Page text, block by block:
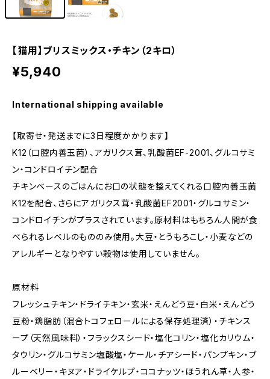
【猫用】ブリスミックス・チキン（2キロ）
¥5,940
International shipping available
【取寄せ・発送までに3日程度かかります】
K12（口腔内善玉菌）、アガリクス茸、乳酸菌EF-2001、グルコサミ
ン・コンドロイチン配合
チキンベースのごはんにお口の状態を整えてくれる口腔内善玉菌
K12を配合、さらにアガリクス茸・乳酸菌EF2001・グルコサミン・
コンドロイチンがプラスされています。原材料はもちろん人間が食
べられるレベルのもののみ使用。大豆・とうもろこし・小麦などの
アレルギーとなりやすい穀物は使用していません。
原材料
フレッシュチキン・ドライチキン・玄米・えんどう豆・白米・えんどう
豆粉・鶏脂肪（混合トコフェロールによる保存処理済）・チキンス
ープ（天然風味料）・フラックスシード・塩化コリン・塩化カリウム・
タウリン・グルコサミン塩酸塩・ケール・チアシード・パンプキン・ブ
ルーベリー・キヌア・ドライケルプ・ココナッツ・ほうれん草・人参・